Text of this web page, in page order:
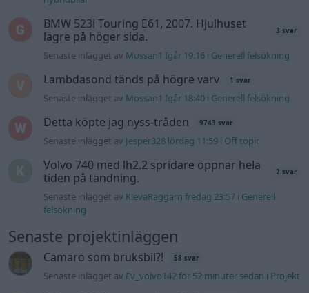
BMW 523i Touring E61, 2007. Hjulhuset
lägre på höger sida.
3 svar
Senaste inlägget av Mossan1 Igår 19:16 i Generell felsökning
Lambdasond tänds på högre varv 1 svar
Senaste inlägget av Mossan1 Igår 18:40 i Generell felsökning
Detta köpte jag nyss-tråden 9743 svar
Senaste inlägget av Jesper328 lördag 11:59 i Off topic
Volvo 740 med lh2.2 spridare öppnar hela
tiden på tändning.
2 svar
Senaste inlägget av KlevaRaggarn fredag 23:57 i Generell
felsökning
Senaste projektinläggen
Camaro som bruksbil?! 58 svar
Senaste inlägget av Ev_volvo142 för 52 minuter sedan i Projekt